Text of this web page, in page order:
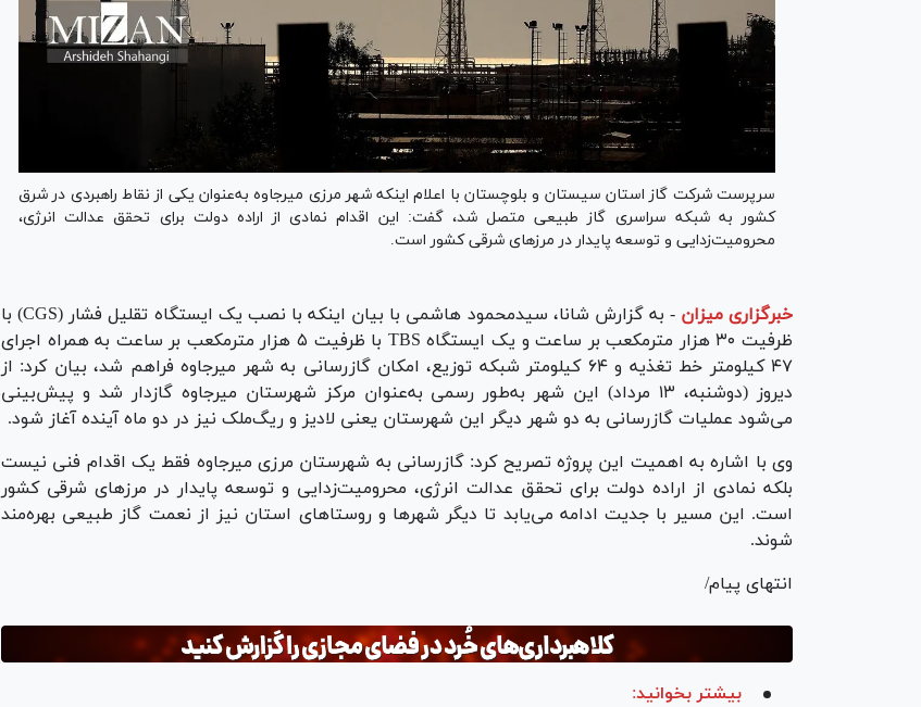
سرپرست شرکت گاز استان سیستان و بلوچستان با اعلام اینکه شهر مرزی میرجاوه به‌عنوان یکی از نقاط راهبردی در شرق
کشور به شبکه سراسری گاز طبیعی متصل شد، گفت: این اقدام نمادی از اراده دولت برای تحقق عدالت انرژی،
محرومیت‌زدایی و توسعه پایدار در مرز‌های شرقی کشور است.
خبرگزاری میزان -
به گزارش شانا، سیدمحمود هاشمی با بیان اینکه با نصب یک ایستگاه تقلیل فشار (CGS) با
ظرفیت ۳۰ هزار مترمکعب بر ساعت و یک ایستگاه TBS با ظرفیت ۵ هزار مترمکعب بر ساعت به همراه اجرای
۴۷ کیلومتر خط تغذیه و ۶۴ کیلومتر شبکه توزیع، امکان گازرسانی به شهر میرجاوه فراهم شد، بیان کرد: از
دیروز (دوشنبه، ۱۳ مرداد) این شهر به‌طور رسمی به‌عنوان مرکز شهرستان میرجاوه گازدار شد و پیش‌بینی
می‌شود عملیات گازرسانی به دو شهر دیگر این شهرستان یعنی لادیز و ریگ‌ملک نیز در دو ماه آینده آغاز شود.
وی با اشاره به اهمیت این پروژه تصریح کرد: گازرسانی به شهرستان مرزی میرجاوه فقط یک اقدام فنی نیست
بلکه نمادی از اراده دولت برای تحقق عدالت انرژی، محرومیت‌زدایی و توسعه پایدار در مرز‌های شرقی کشور
است. این مسیر با جدیت ادامه می‌یابد تا دیگر شهر‌ها و روستا‌های استان نیز از نعمت گاز طبیعی بهره‌مند
شوند.
انتهای پیام/
بیشتر بخوانید: